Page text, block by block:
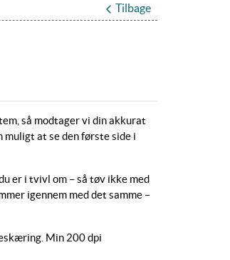
Tilbage
så modtager vi din akkurat
muligt at se den første side i
er i tvivl om – så tøv ikke med
igennem med det samme –
Min 200 dpi